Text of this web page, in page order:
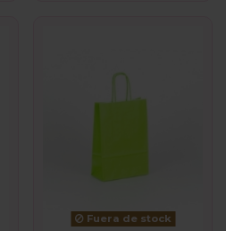
Fuera de stock